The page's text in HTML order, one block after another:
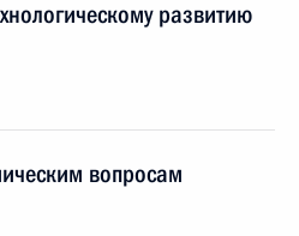
развитию
вопросам